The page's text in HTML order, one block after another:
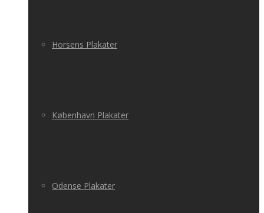
Horsens Plakater
København Plakater
Odense Plakater